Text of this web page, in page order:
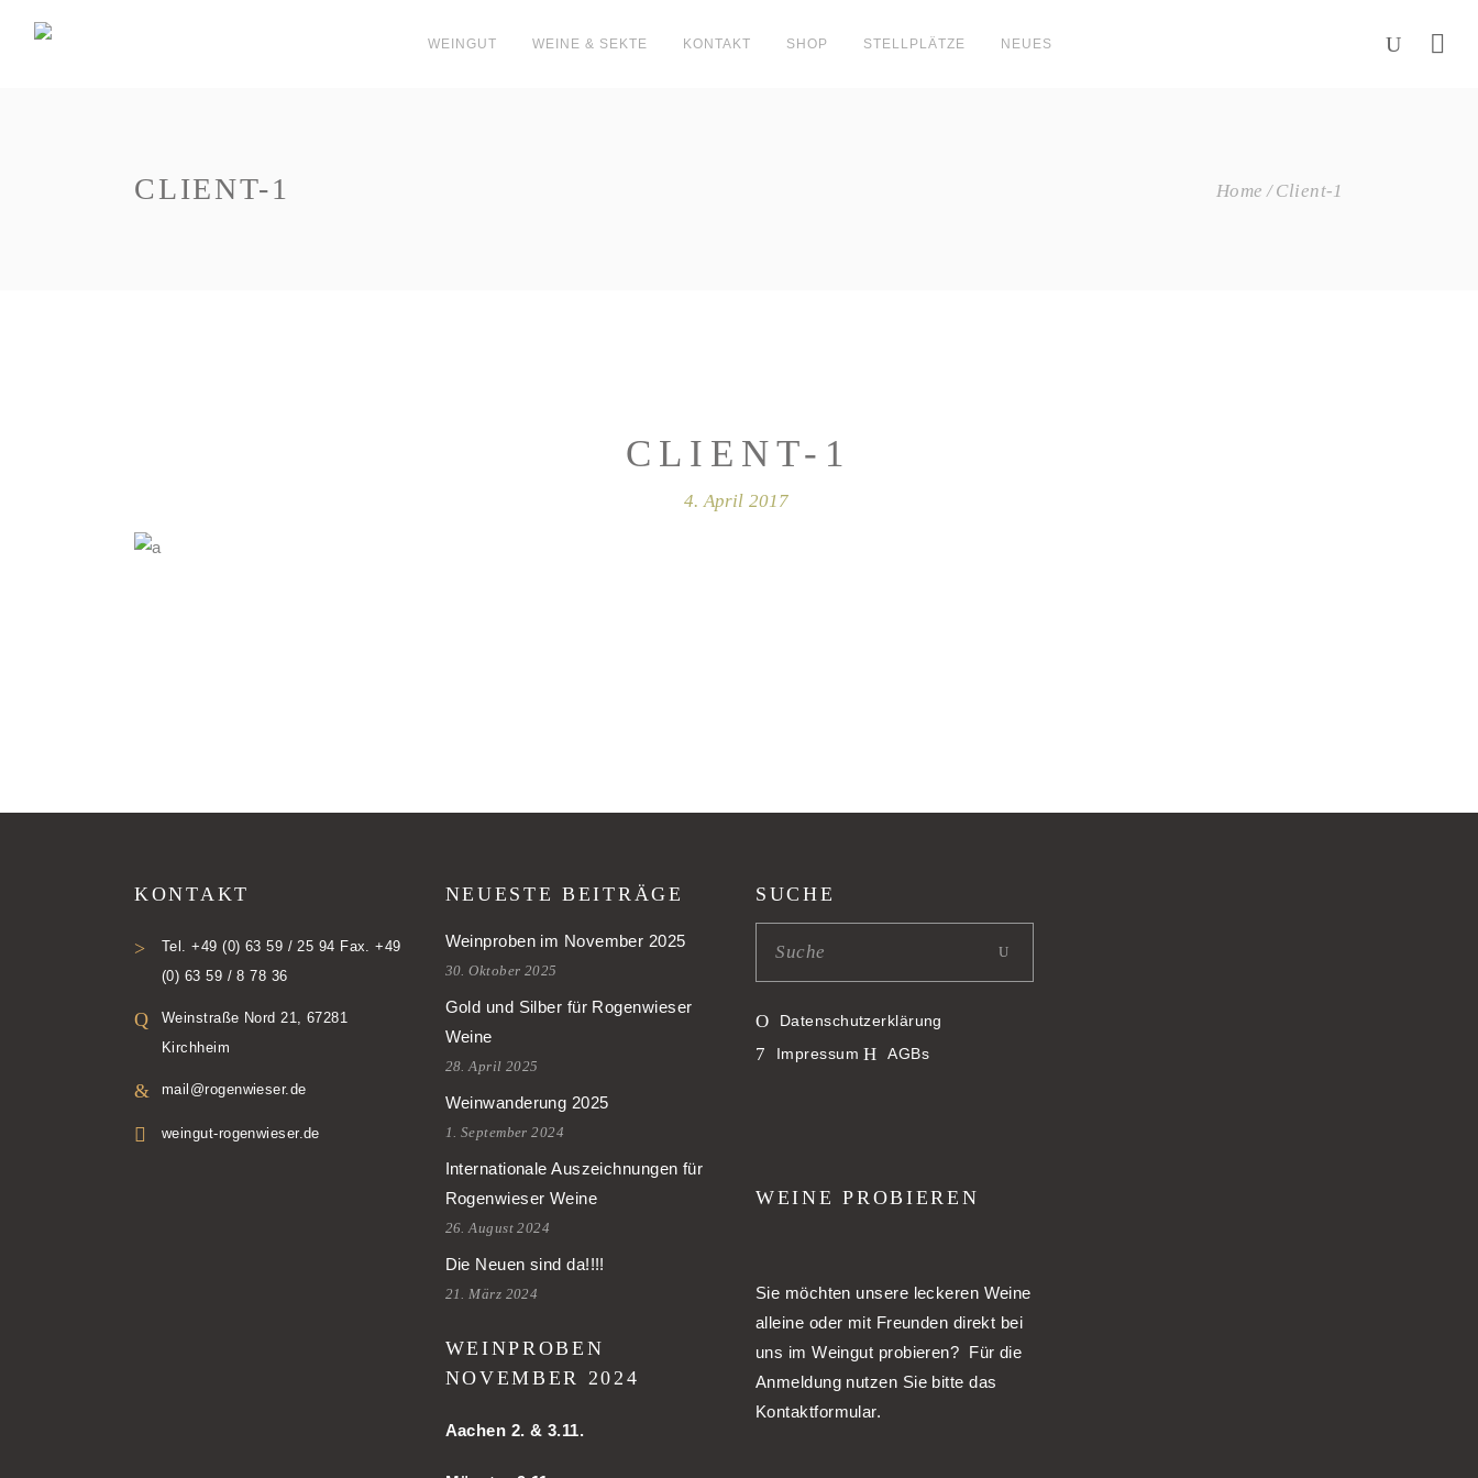
WEINGUT WEINE & SEKTE KONTAKT SHOP STELLPLÄTZE NEUES
CLIENT-1 Home Client-1
CLIENT-1
4. April 2017
KONTAKT
Tel. +49 (0) 63 59 / 25 94 Fax. +49
(0) 63 59 / 8 78 36
Weinstraße Nord 21, 67281
Kirchheim
mail@rogenwieser.de
weingut-rogenwieser.de
NEUESTE BEITRÄGE
Weinproben im November 2025
30. Oktober 2025
Gold und Silber für Rogenwieser
Weine
28. April 2025
Weinwanderung 2025
1. September 2024
Internationale Auszeichnungen für
Rogenwieser Weine
26. August 2024
Die Neuen sind da!!!!
21. März 2024
WEINPROBEN
NOVEMBER 2024
Aachen 2. & 3.11.
SUCHE
Datenschutzerklärung
Impressum
AGBs
WEINE PROBIEREN
Sie möchten unsere leckeren Weine
alleine oder mit Freunden direkt bei
uns im Weingut probieren? Für die
Anmeldung nutzen Sie bitte das
Kontaktformular.